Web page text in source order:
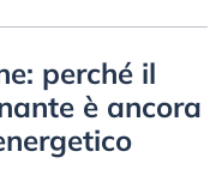
perché il
è ancora